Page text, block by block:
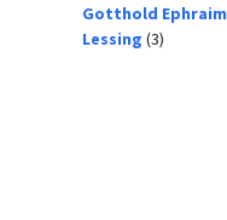
Gotthold Ephraim
Lessing (3)